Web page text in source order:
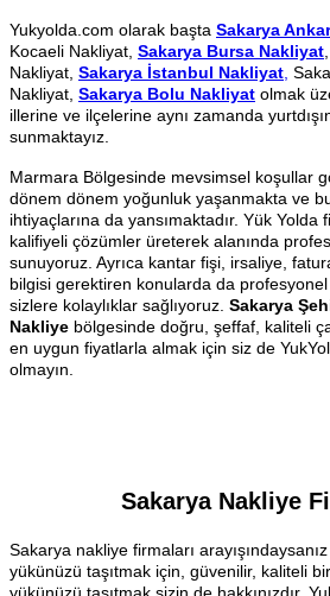
Yukyolda.com olarak başta Sakarya
Kocaeli Nakliyat, Sakarya Bursa Nakliyat
Nakliyat, Sakarya İstanbul Nakliyat
Nakliyat, Sakarya Bolu Nakliyat olmak
illerine ve ilçelerine aynı zamanda
sunmaktayız.
Marmara Bölgesinde mevsimsel koşullar
dönem dönem yoğunluk yaşanmakta ve
ihtiyaçlarına da yansımaktadır. Yük Yolda
kalifiyeli çözümler üreterek alanında
sunuyoruz. Ayrıca kantar fişi, irsaliye,
bilgisi gerektiren konularda da
sizlere kolaylıklar sağlıyoruz. Sakarya
Nakliye bölgesinde doğru, şeffaf, kaliteli
en uygun fiyatlarla almak için siz de
olmayın.
Sakarya Nakliye
Sakarya nakliye firmaları
yükünüzü taşıtmak için, güvenilir, kaliteli